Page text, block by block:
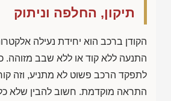
תיקון, החלפה וניתוק
הקודן ברכב הוא יחידת נעילה
התנעה ללא קוד או ללא שבב מזוהה.
לתפקד הרכב פשוט לא מתניע, וזה
התראה מוקדמת. חשוב להבין שלא